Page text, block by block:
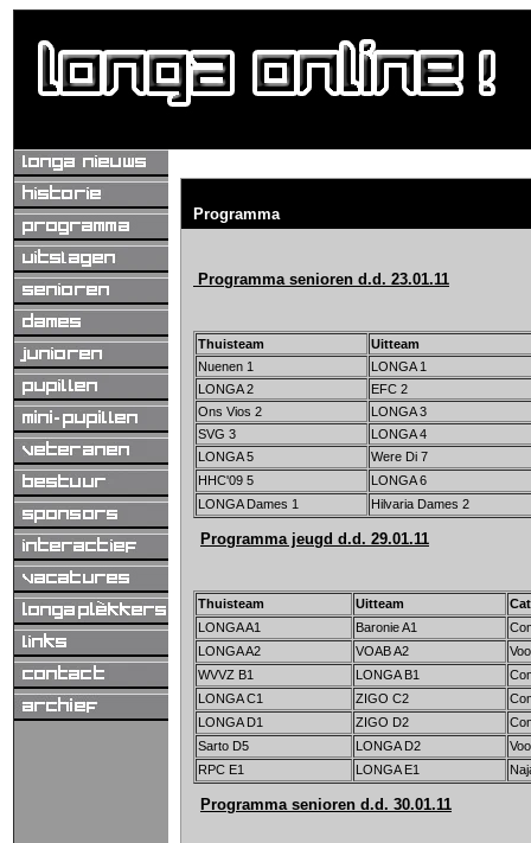
Programma
Programma senioren d.d. 23.01.11
Thuisteam
Uitteam
Nuenen 1
LONGA 1
LONGA 2
EFC 2
Ons Vios 2
LONGA 3
SVG 3
LONGA 4
LONGA 5
Were Di 7
HHC'09 5
LONGA 6
LONGA Dames 1
Hilvaria Dames 2
Programma jeugd d.d. 29.01.11
Thuisteam Uitteam
Cat
LONGA A1
Baronie A1
LONGA A2
VOAB A2
WVVZ B1
LONGA B1
LONGA C1
ZIGO C2
LONGA D1
ZIGO D2
Sarto D5
LONGA D2
RPC E1
LONGA E1
Programma senioren d.d. 30.01.11